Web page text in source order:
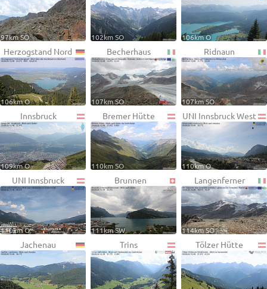
97km SO 102km SO 106km O
Herzogstand Nord
106km O
Becherhaus
107km SO
Ridnaun
107km SO
Innsbruck
109km O
Bremer Hütte
110km SO
UNI Innsbruck West
110km O
UNI Innsbruck
110km O
Brunnen
111km SW
Langenferner
114km SO
Jachenau Trins Tölzer Hütte